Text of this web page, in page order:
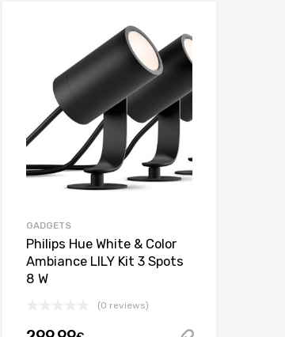
GADGETS
Philips Hue White & Color
Ambiance LILY Kit 3 Spots
8 W
(0 reviews)